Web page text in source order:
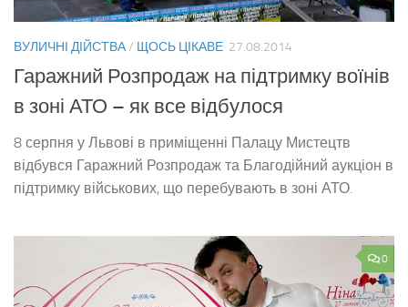
ВУЛИЧНІ ДІЙСТВА/ ЩОСЬ ЦІКАВЕ 27.08.2014
Гаражний Розпродаж на підтримку воїнів
в зоні АТО – як все відбулося
8 серпня у Львові в приміщенні Палацу Мистецтв
відбувся Гаражний Розпродаж та Благодійний аукціон в
підтримку військових, що перебувають в зоні АТО.
0